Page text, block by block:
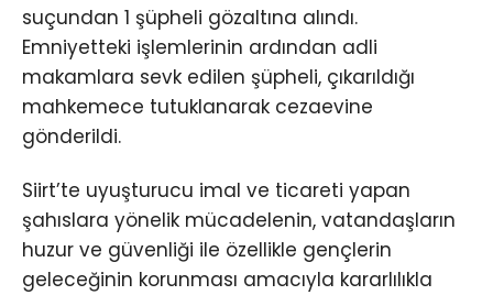
suçundan 1 şüpheli gözaltına alındı.
Emniyetteki işlemlerinin ardından adli
makamlara sevk edilen şüpheli, çıkarıldığı
mahkemece tutuklanarak cezaevine
gönderildi.
Siirt’te uyuşturucu imal ve ticareti yapan
şahıslara yönelik mücadelenin, vatandaşların
huzur ve güvenliği ile özellikle gençlerin
geleceğinin korunması amacıyla kararlılıkla